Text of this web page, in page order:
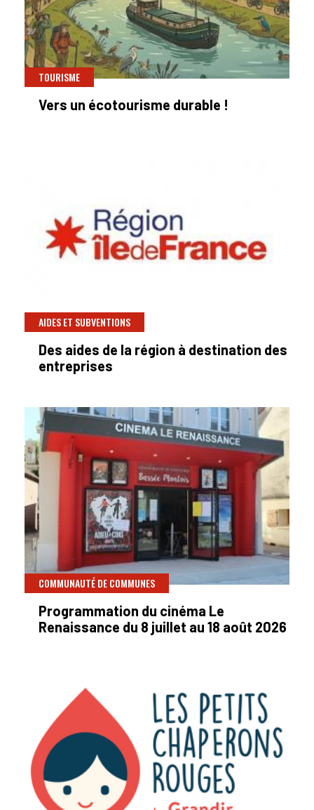
TOURISME
Vers un écotourisme durable !
AIDES ET SUBVENTIONS
Des aides de la région à destination des
entreprises
COMMUNAUTÉ DE COMMUNES
Programmation du cinéma Le
Renaissance du 8 juillet au 18 août 2026